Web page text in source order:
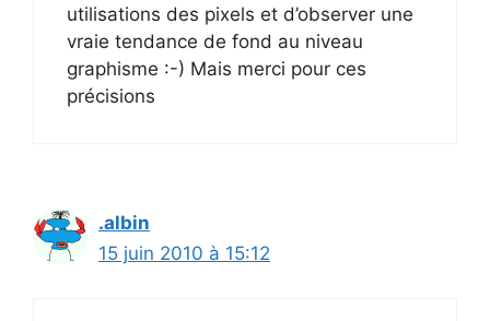
utilisations des pixels et d’observer une
vraie tendance de fond au niveau
graphisme :-) Mais merci pour ces
précisions
.albin
15 juin 2010 à 15:12